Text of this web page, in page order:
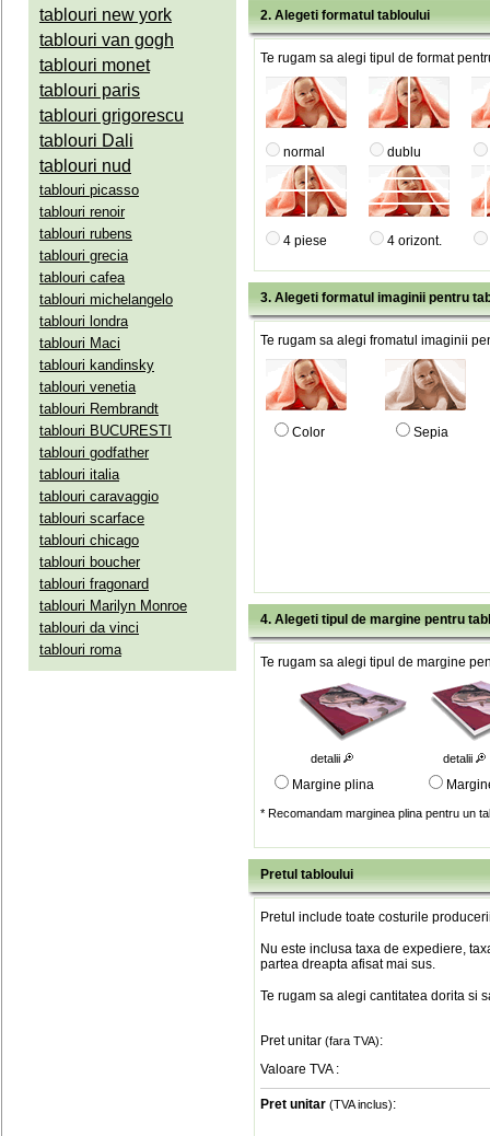
tablouri new york
tablouri van gogh
tablouri monet
tablouri paris
tablouri grigorescu
tablouri Dali
tablouri nud
tablouri picasso
tablouri renoir
tablouri rubens
tablouri grecia
tablouri cafea
tablouri michelangelo
tablouri londra
tablouri Maci
tablouri kandinsky
tablouri venetia
tablouri Rembrandt
tablouri BUCURESTI
tablouri godfather
tablouri italia
tablouri caravaggio
tablouri scarface
tablouri chicago
tablouri boucher
tablouri fragonard
tablouri Marilyn Monroe
tablouri da vinci
tablouri roma
2. Alegeti formatul tabloului
Te rugam sa alegi tipul de format
normal dublu
4 piese 4 orizont.
3. Alegeti formatul imaginii pentru
Te rugam sa alegi fromatul imaginii
Color Sepia
4. Alegeti tipul de margine pentru
Te rugam sa alegi tipul de margine
detalii detalii
Margine plina
* Recomandam marginea plina pentru un
Pretul tabloului
Pretul include toate costurile
Nu este inclusa taxa de expediere,
partea dreapta afisat mai sus.
Te rugam sa alegi cantitatea dorita si
Pret unitar (fara TVA):
Valoare TVA :
Pret unitar (TVA inclus):